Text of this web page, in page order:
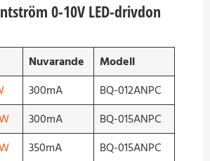
0-10V LED-drivdon
Nuvarande
Modell
300mA
BQ-012ANPC
300mA
BQ-015ANPC
350mA
BQ-015ANPC